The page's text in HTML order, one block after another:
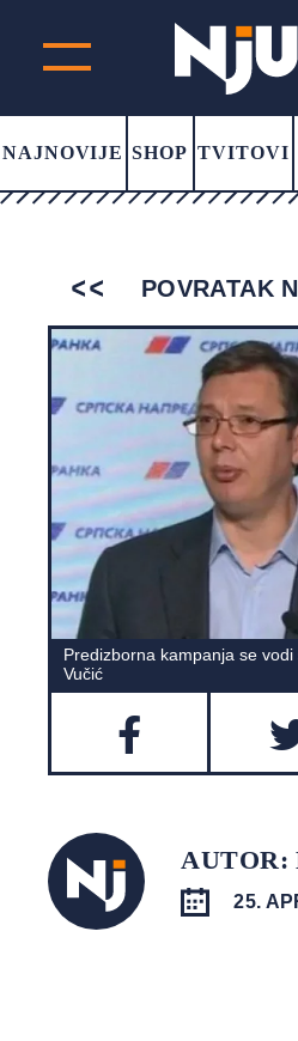
NAJNOVIJE SHOP TVITOVI
POVRATAK
Predizborna kampanja se
Vučić
AUTOR:
25.